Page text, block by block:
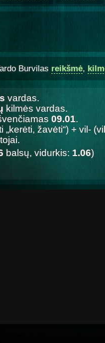
Burvilas reikšmė,
vardas.
kilmės vardas.
09.01.
žavėti“) + vil-
balsų, vidurkis: 1.06)